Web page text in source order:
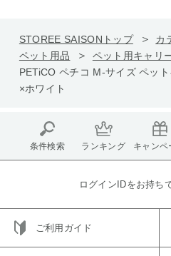
STOREE SAISONトップ カ
ペット用品
ペット用キャリ
PETiCO ペチコ M-サイズ ペッ
×ホワイト
条件検索 ランキング キャンペ
ログインIDをお持ち
ご利用ガイド